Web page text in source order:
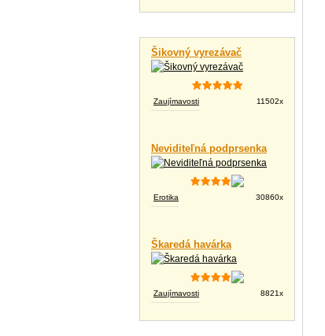
Šikovný vyrezávač
Zaujímavosti 11502x
Neviditeľná podprsenka
Erotika 30860x
Škaredá havárka
Zaujímavosti 8821x